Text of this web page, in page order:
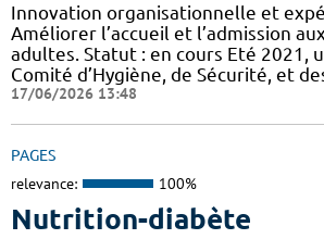
Innovation organisationnelle et
Améliorer l’accueil et l’admission
adultes. Statut : en cours Eté 2021,
Comité d’Hygiène, de Sécurité, et
17/06/2026 13:48
PAGES
relevance: 100%
Nutrition-diabète